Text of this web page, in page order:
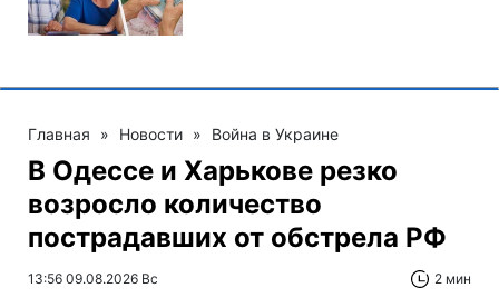
Главная » Новости » Война в Украине
В Одессе и Харькове резко
возросло количество
пострадавших от обстрела РФ
13:56 09.08.2026 Вс 2 мин